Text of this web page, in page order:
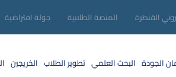
القنطرة المنصة الطلابية جولة افتراضية
الجودة البحث العلمي تطوير الطلاب الخريجين